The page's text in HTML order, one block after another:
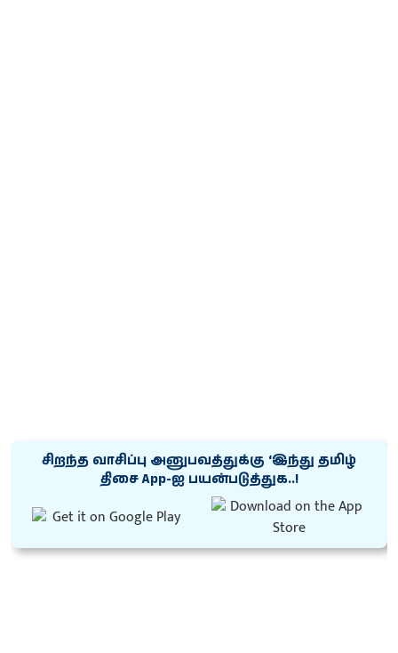
சிறந்த வாசிப்பு அனுபவத்துக்கு ‘இந்து தமிழ்
திசை App-ஐ பயன்படுத்துக..!